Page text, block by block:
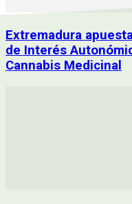
Extremadura
de Interés
Cannabis Medicinal